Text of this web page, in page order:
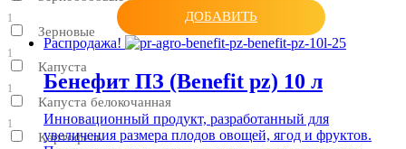
1
Зерновые
1
Капуста
1
Капуста белокочанная
1
Картофель
ДОБАВИТЬ
Распродажа!
Бенефит ПЗ (Benefit pz) 10 л
Инновационный продукт, разработанный для
увеличения размера плодов овощей, ягод и фруктов.